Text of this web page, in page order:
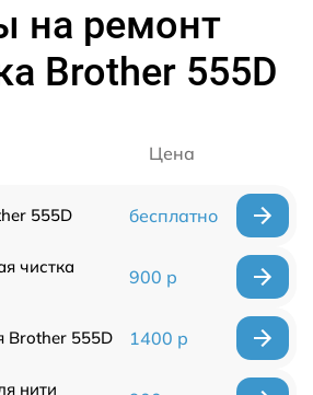
на ремонт
Brother 555D
Цена
555D бесплатно
чистка
900 р
Brother 555D 1400 р
нити